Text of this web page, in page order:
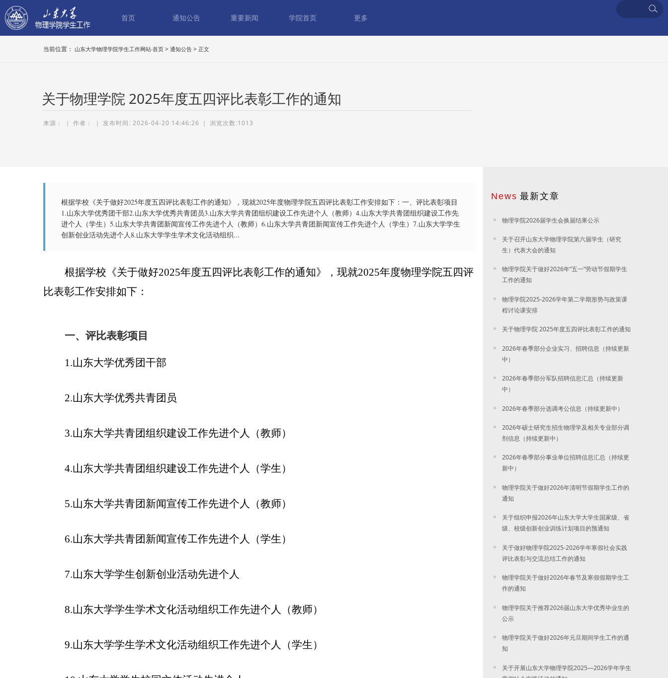
首页 通知公告 重要新闻 学院首页 更多
当前位置： 山东大学物理学院学生工作网站-首页 > 通知公告 > 正文
关于物理学院 2025年度五四评比表彰工作的通知
来源： ｜ 作者： ｜ 2026-04-20 14:46:26 ｜ 1013
根据学校《关于做好2025年度五四评比表彰工作的通知》，现就2025年度物理学院五四评比表彰工作安排如下：一、评比表彰项目
1.山东大学优秀团干部2.山东大学优秀共青团员3.山东大学共青团组织建设工作先进个人（教师）4.山东大学共青团组织建设工作先
进个人（学生）5.山东大学共青团新闻宣传工作先进个人（教师）6.山东大学共青团新闻宣传工作先进个人（学生）7.山东大学学生
创新创业活动先进个人8.山东大学学生学术文化活动组织...
根据学校《关于做好2025年度五四评比表彰工作的通知》，现就2025年度物理学院五四评
比表彰工作安排如下：
一、 评比表彰项目
1.山东大学优秀团干部
2.山东大学优秀共青团员
3.山东大学共青团组织建设工作先进个人（教师）
4.山东大学共青团组织建设工作先进个人（学生）
5.山东大学共青团新闻宣传工作先进个人（教师）
6.山东大学共青团新闻宣传工作先进个人（学生）
7.山东大学学生创新创业活动先进个人
8.山东大学学生学术文化活动组织工作先进个人（教师）
9.山东大学学生学术文化活动组织工作先进个人（学生）
最新文章
物理学院2026届学生会换届结果公示
关于召开山东大学物理学院第六届学生（研究
生）代表大会的通知
物理学院关于做好2026年“五一”劳动节假期学生
工作的通知
物理学院2025-2026学年第二学期形势与政策课
程讨论课安排
关于物理学院 2025年度五四评比表彰工作的通知
2026年春季部分企业实习、招聘信息（持续更新
中）
2026年春季部分军队招聘信息汇总（持续更新
中）
2026年春季部分选调考公信息（持续更新中）
2026年硕士研究生招生物理学及相关专业部分调
剂信息（持续更新中）
2026年春季部分事业单位招聘信息汇总（持续更
新中）
物理学院关于做好2026年清明节假期学生工作的
通知
关于组织申报2026年山东大学大学生国家级、省
级、校级创新创业训练计划项目的预通知
关于做好物理学院2025-2026学年寒假社会实践
评比表彰与交流总结工作的通知
物理学院关于做好2026年春节及寒假假期学生工
作的通知
物理学院关于推荐2026届山东大学优秀毕业生的
公示
物理学院关于做好2026年元旦期间学生工作的通
知
关于开展山东大学物理学院2025—2026学年学生